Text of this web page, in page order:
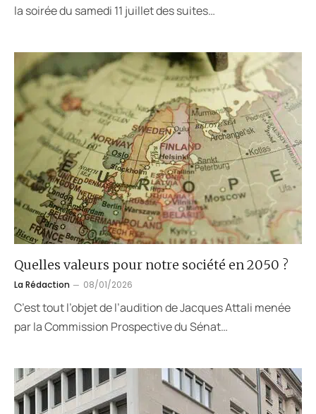
la soirée du samedi 11 juillet des suites…
Quelles valeurs pour notre société en 2050 ?
La Rédaction 08/01/2026
C’est tout l’objet de l’audition de Jacques Attali menée
par la Commission Prospective du Sénat…